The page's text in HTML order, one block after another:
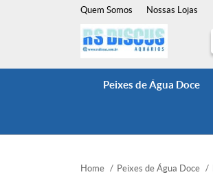
Quem Somos Nossas Lojas
Peixes de Água Doce
Home Peixes de Água Doce